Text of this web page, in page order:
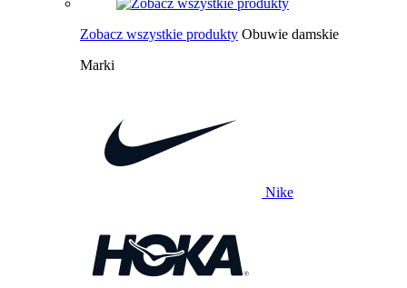
Zobacz wszystkie produkty Obuwie damskie
Marki
Nike